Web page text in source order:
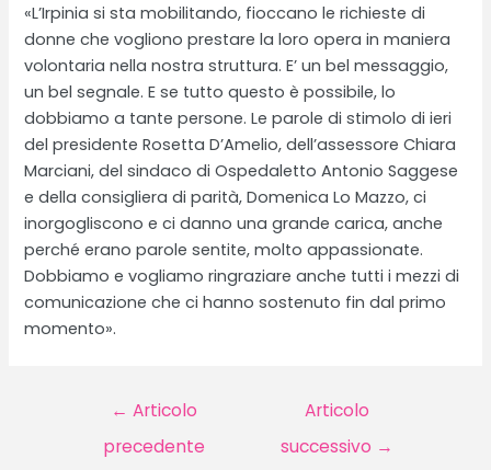
«L’Irpinia si sta mobilitando, fioccano le richieste di
donne che vogliono prestare la loro opera in maniera
volontaria nella nostra struttura. E’ un bel messaggio,
un bel segnale. E se tutto questo è possibile, lo
dobbiamo a tante persone. Le parole di stimolo di ieri
del presidente Rosetta D’Amelio, dell’assessore Chiara
Marciani, del sindaco di Ospedaletto Antonio Saggese
e della consigliera di parità, Domenica Lo Mazzo, ci
inorgogliscono e ci danno una grande carica, anche
perché erano parole sentite, molto appassionate.
Dobbiamo e vogliamo ringraziare anche tutti i mezzi di
comunicazione che ci hanno sostenuto fin dal primo
momento».
Navigazione
← Articolo
precedente
Articolo
successivo →